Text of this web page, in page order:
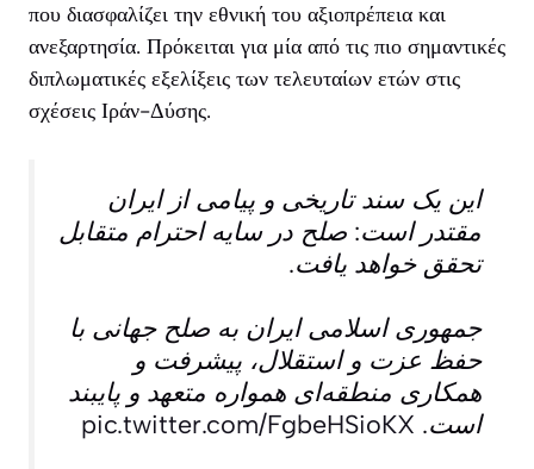
που διασφαλίζει την εθνική του αξιοπρέπεια και
ανεξαρτησία. Πρόκειται για μία από τις πιο σημαντικές
διπλωματικές εξελίξεις των τελευταίων ετών στις
σχέσεις Ιράν-Δύσης.
این یک سند تاریخی و پیامی از ایران
مقتدر است: صلح در سایه احترام متقابل
تحقق خواهد یافت.
جمهوری اسلامی ایران به صلح جهانی با
حفظ عزت و استقلال، پیشرفت و
همکاری منطقه‌ای همواره متعهد و پایبند
است. pic.twitter.com/FgbeHSioKX